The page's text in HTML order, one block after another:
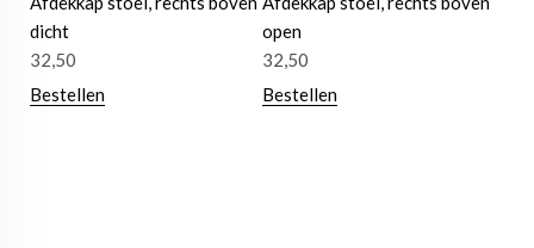
dicht
32,50
Bestellen
open
32,50
Bestellen